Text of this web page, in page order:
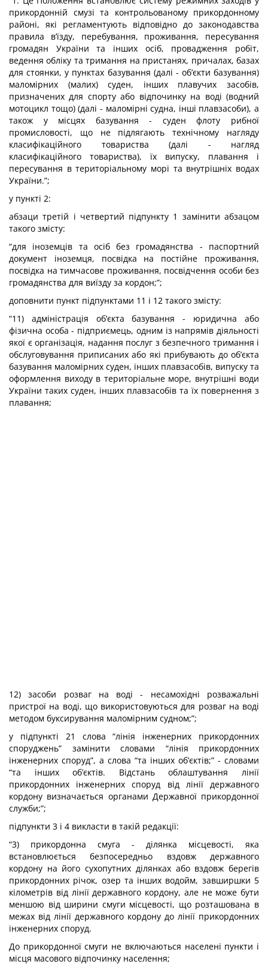
прикордонній смузі та контрольованому прикордонному
районі, які регламентують відповідно до законодавства
правила в’їзду, перебування, проживання, пересування
громадян України та інших осіб, провадження робіт,
ведення обліку та тримання на пристанях, причалах, базах
для стоянки, у пунктах базування (далі - об’єкти базування)
маломірних (малих) суден, інших плавучих засобів,
призначених для спорту або відпочинку на воді (водний
мотоцикл тощо) (далі - маломірні судна, інші плавзасоби), а
також у місцях базування - суден флоту рибної
промисловості, що не підлягають технічному нагляду
класифікаційного товариства (далі - нагляд
класифікаційного товариства), їх випуску, плавання і
пересування в територіальному морі та внутрішніх водах
України.”;
у пункті 2:
абзаци третій і четвертий підпункту 1 замінити абзацом
такого змісту:
“для іноземців та осіб без громадянства - паспортний
документ іноземця, посвідка на постійне проживання,
посвідка на тимчасове проживання, посвідчення особи без
громадянства для виїзду за кордон;”;
доповнити пункт підпунктами 1 1 і 12 такого змісту:
“1 1) адміністрація об’єкта базування - юридична або
фізична особа - підприємець, одним із напрямів діяльності
якої є організація, надання послуг з безпечного тримання і
обслуговування приписаних або які прибувають до об’єкта
базування маломірних суден, інших плавзасобів, випуску та
оформлення виходу в територіальне море, внутрішні води
України таких суден, інших плавзасобів та їх повернення з
плавання;
12) засоби розваг на воді - несамохідні розважальні
пристрої на воді, що використовуються для розваг на воді
методом буксирування маломірним судном;”;
у підпункті 21
слова “лінія інженерних прикордонних
споруджень” замінити словами “лінія прикордонних
інженерних споруд”, а слова “та інших об’єктів;” - словами
“та інших об’єктів. Відстань облаштування лінії
прикордонних інженерних споруд від лінії державного
кордону визначається органами Державної прикордонної
служби;”;
підпункти 3 і 4 викласти в такій редакції:
“3) прикордонна смуга - ділянка місцевості, яка
встановлюється безпосередньо вздовж державного
кордону на його сухопутних ділянках або вздовж берегів
прикордонних річок, озер та інших водойм, завширшки 5
кілометрів від лінії державного кордону, але не може бути
меншою від ширини смуги місцевості, що розташована в
межах від лінії державного кордону до лінії прикордонних
інженерних споруд.
До прикордонної смуги не включаються населені пункти і
місця масового відпочинку населення;